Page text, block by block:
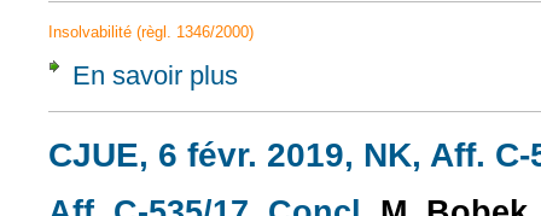
Insolvabilité (règl. 1346/2000)
En savoir plus
CJUE, 6 févr. 2019, NK, Aff.
(le lien est externe)
(le lien est